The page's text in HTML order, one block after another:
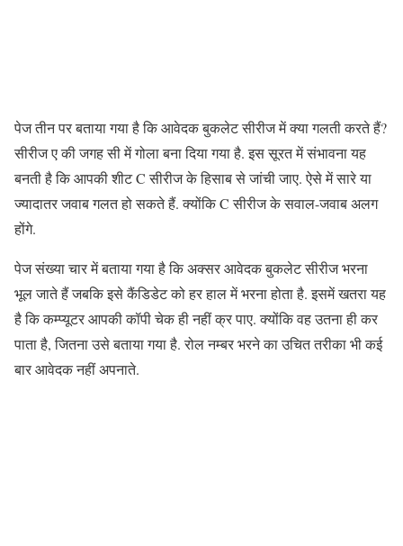
पेज तीन पर बताया गया है कि आवेदक बुकलेट सीरीज में क्या गलती करते हैं?
सीरीज ए की जगह सी में गोला बना दिया गया है. इस सूरत में संभावना यह
बनती है कि आपकी शीट C सीरीज के हिसाब से जांची जाए. ऐसे में सारे या
ज्यादातर जवाब गलत हो सकते हैं. क्योंकि C सीरीज के सवाल-जवाब अलग
होंगे.
पेज संख्या चार में बताया गया है कि अक्सर आवेदक बुकलेट सीरीज भरना
भूल जाते हैं जबकि इसे कैंडिडेट को हर हाल में भरना होता है. इसमें खतरा यह
है कि कम्प्यूटर आपकी कॉपी चेक ही नहीं क्र पाए. क्योंकि वह उतना ही कर
पाता है, जितना उसे बताया गया है. रोल नम्बर भरने का उचित तरीका भी कई
बार आवेदक नहीं अपनाते.